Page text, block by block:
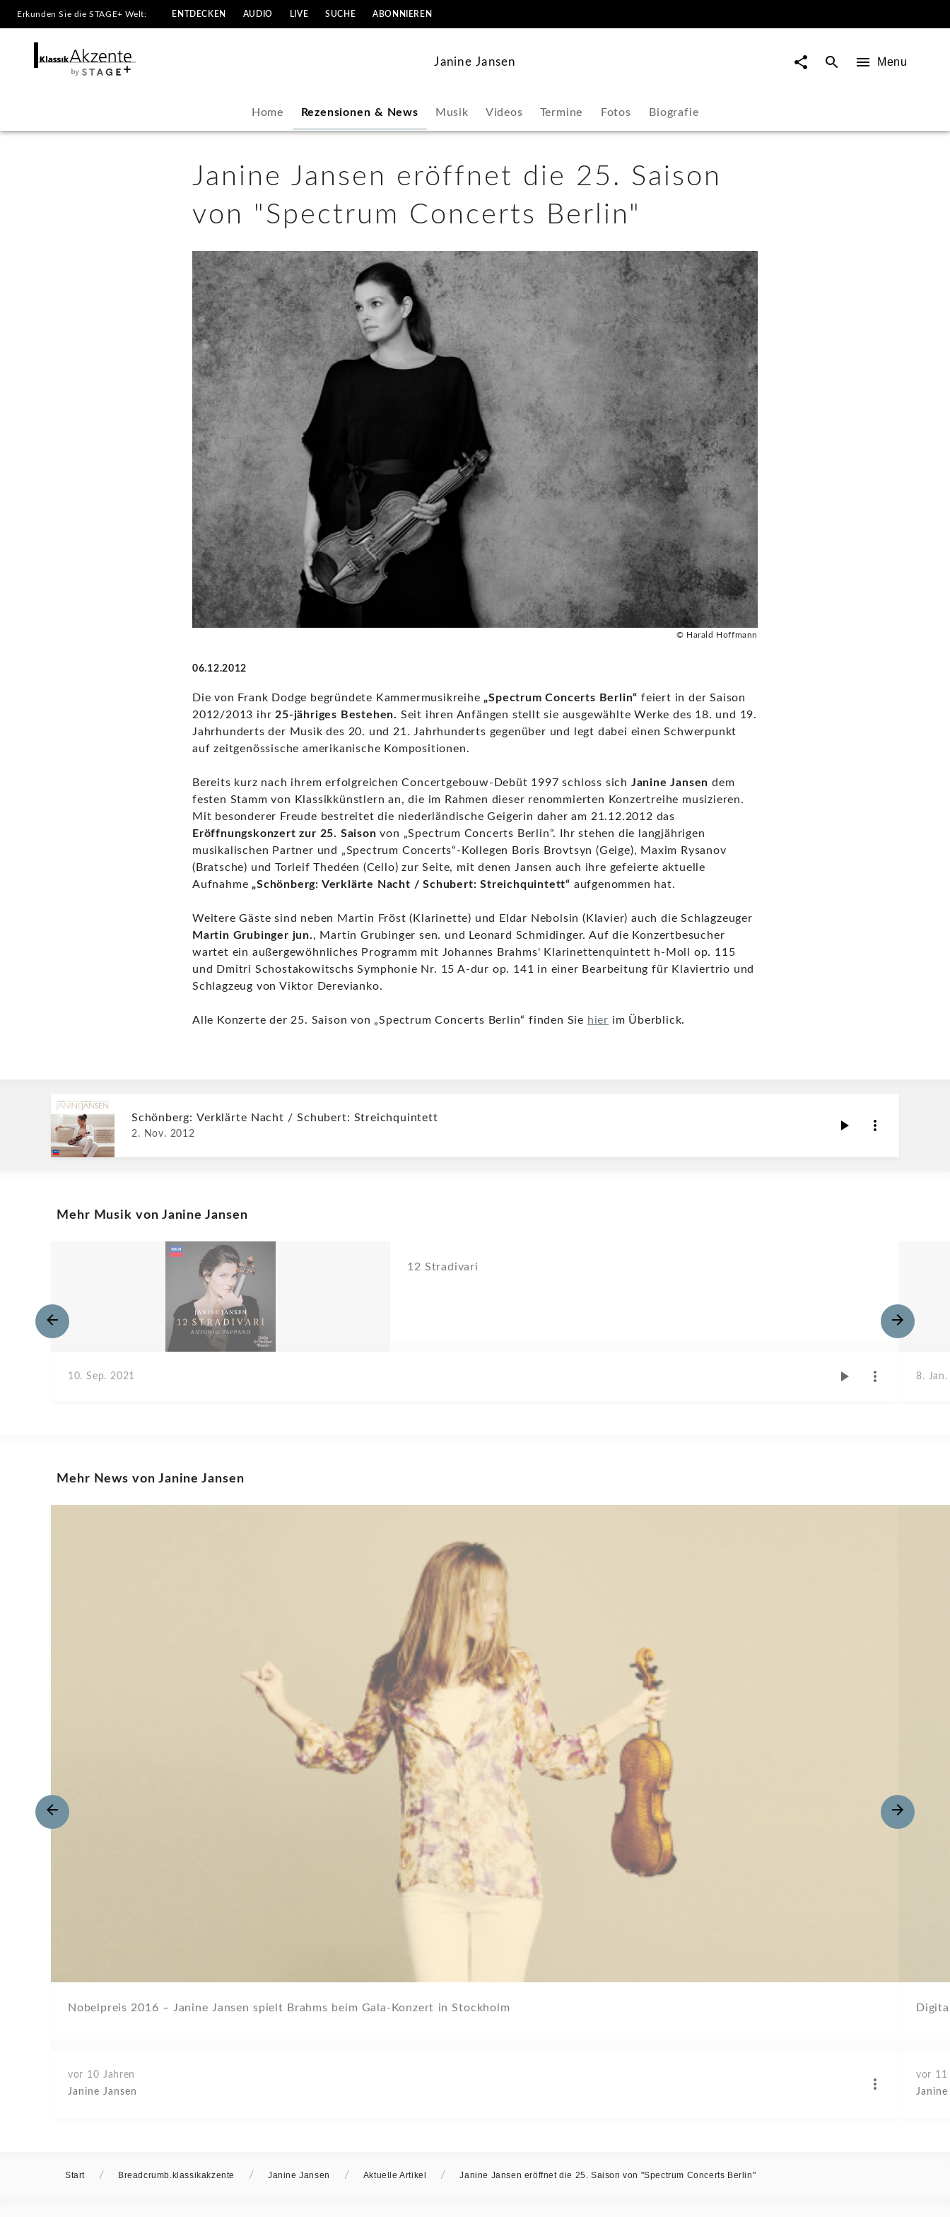
Janine
Jansen
die
Erkunden Sie die STAGE+ Welt: ENTDECKEN AUDIO LIVE SUCHE ABONNIEREN
Janine Jansen Menu
Home Rezensionen & News Musik Videos Termine Fotos Biografie
Janine Jansen eröffnet die 25. Saison
von "Spectrum Concerts Berlin"
© Harald Hoffmann
06.12.2012
Die von Frank Dodge begründete Kammermusikreihe „Spectrum Concerts Berlin“ feiert in der Saison
2012/2013 ihr 25-jähriges Bestehen. Seit ihren Anfängen stellt sie ausgewählte Werke des 18. und 19.
Jahrhunderts der Musik des 20. und 21. Jahrhunderts gegenüber und legt dabei einen Schwerpunkt
auf zeitgenössische amerikanische Kompositionen.
Bereits kurz nach ihrem erfolgreichen Concertgebouw-Debüt 1997 schloss sich Janine Jansen dem
festen Stamm von Klassikkünstlern an, die im Rahmen dieser renommierten Konzertreihe musizieren.
Mit besonderer Freude bestreitet die niederländische Geigerin daher am 21.12.2012 das
Eröffnungskonzert zur 25. Saison von „Spectrum Concerts Berlin“. Ihr stehen die langjährigen
musikalischen Partner und „Spectrum Concerts“-Kollegen Boris Brovtsyn (Geige), Maxim Rysanov
(Bratsche) und Torleif Thedéen (Cello) zur Seite, mit denen Jansen auch ihre gefeierte aktuelle
Aufnahme „Schönberg: Verklärte Nacht / Schubert: Streichquintett“ aufgenommen hat.
Weitere Gäste sind neben Martin Fröst (Klarinette) und Eldar Nebolsin (Klavier) auch die Schlagzeuger
Martin Grubinger jun., Martin Grubinger sen. und Leonard Schmidinger. Auf die Konzertbesucher
wartet ein außergewöhnliches Programm mit Johannes Brahms' Klarinettenquintett h-Moll op. 115
und Dmitri Schostakowitschs Symphonie Nr. 15 A-dur op. 141 in einer Bearbeitung für Klaviertrio und
Schlagzeug von Viktor Derevianko.
Alle Konzerte der 25. Saison von „Spectrum Concerts Berlin“ finden Sie hier im Überblick.
Schönberg: Verklärte Nacht / Schubert: Streichquintett
2. Nov. 2012
Mehr Musik von Janine Jansen
12 Stradivari
10. Sep. 2021 8.
Mehr News von Janine Jansen
Nobelpreis 2016 – Janine Jansen spielt Brahms beim Gala-Konzert in Stockholm
vor 10 Jahren
Janine Jansen
vor 11
Janine
Start / Breadcrumb.klassikakzente / Janine Jansen / Aktuelle Artikel / Janine Jansen eröffnet die 25. Saison von "Spectrum Concerts Berlin"